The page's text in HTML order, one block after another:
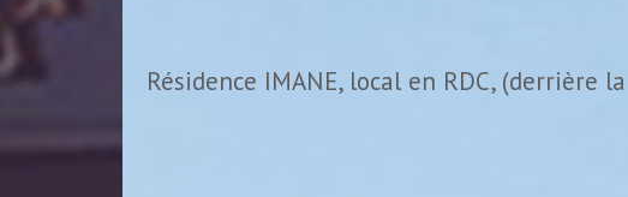
Résidence IMANE, local en RDC, (derrière